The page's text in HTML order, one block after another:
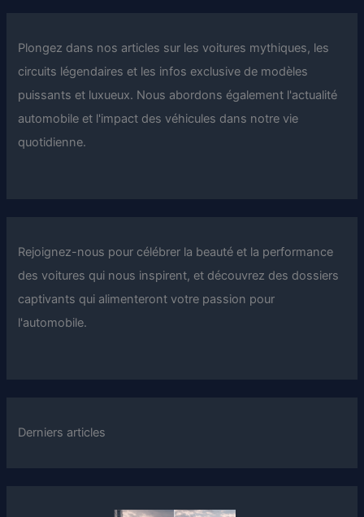
Plongez dans nos articles sur les voitures mythiques, les
circuits légendaires et les infos exclusive de modèles
puissants et luxueux. Nous abordons également l'actualité
automobile et l'impact des véhicules dans notre vie
quotidienne.
Rejoignez-nous pour célébrer la beauté et la performance
des voitures qui nous inspirent, et découvrez des dossiers
captivants qui alimenteront votre passion pour
l'automobile.
Derniers articles